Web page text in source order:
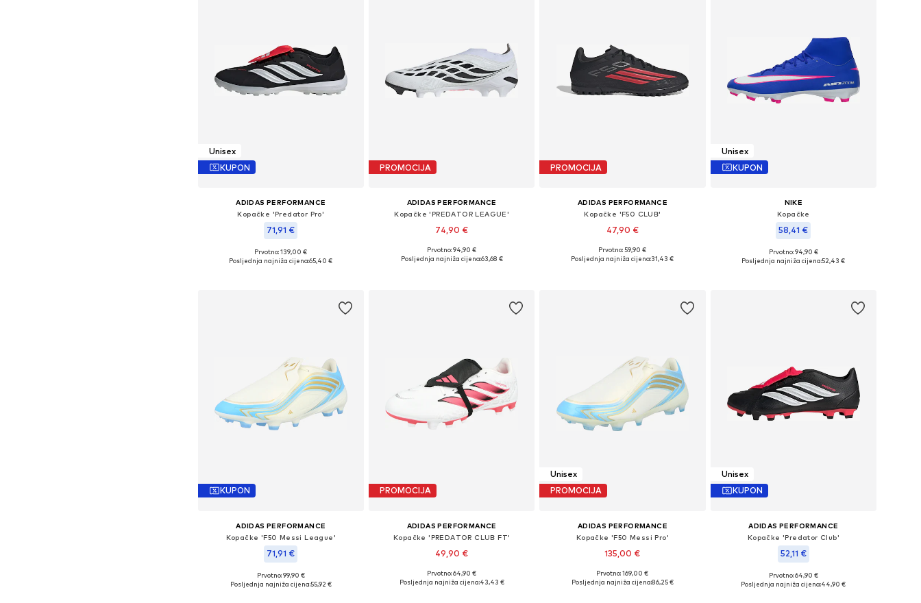
Unisex
KUPON
ADIDAS PERFORMANCE
Kopačke 'Predator Pro'
71,91 €
Dostupno u više veličina
Prvotno: 139,00 €
Posljednja najniža cijena:65,40 €
PROMOCIJA
ADIDAS PERFORMANCE
Kopačke 'PREDATOR LEAGUE'
74,90 €
Dostupno u više veličina
Prvotno: 94,90 €
Posljednja najniža cijena:63,68 €
PROMOCIJA
ADIDAS PERFORMANCE
Kopačke 'F50 CLUB'
47,90 €
Dostupno u više veličina
Prvotno: 59,90 €
Posljednja najniža cijena:31,43 €
Unisex
KUPON
NIKE
Kopačke
58,41 €
Dostupno u više veličina
Prvotno: 94,90 €
Posljednja najniža cijena:52,43 €
KUPON
ADIDAS PERFORMANCE
Kopačke 'F50 Messi League'
71,91 €
Dostupno u više veličina
Prvotno: 99,90 €
Posljednja najniža cijena:55,92 €
PROMOCIJA
ADIDAS PERFORMANCE
Kopačke 'PREDATOR CLUB FT'
49,90 €
Dostupno u više veličina
Prvotno: 64,90 €
Posljednja najniža cijena:43,43 €
Unisex
PROMOCIJA
ADIDAS PERFORMANCE
Kopačke 'F50 Messi Pro'
135,00 €
Dostupno u više veličina
Prvotno: 169,00 €
Posljednja najniža cijena:86,25 €
Unisex
KUPON
ADIDAS PERFORMANCE
Kopačke 'Predator Club'
52,11 €
Dostupno u više veličina
Prvotno: 64,90 €
Posljednja najniža cijena:44,90 €